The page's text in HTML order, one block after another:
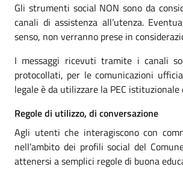
Gli strumenti social NON sono da
canali di assistenza all’utenza.
senso, non verranno prese in
I messaggi ricevuti tramite i canali
protocollati, per le comunicazioni
legale è da utilizzare la PEC istituzionale
Regole di utilizzo, di conversazione
Agli utenti che interagiscono con
nell’ambito dei profili social del
attenersi a semplici regole di buona